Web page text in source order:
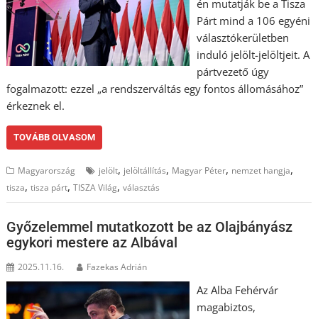
én mutatják be a Tisza
Párt mind a 106 egyéni
választókerületben
induló jelölt-jelöltjeit. A
pártvezető úgy
fogalmazott: ezzel „a rendszerváltás egy fontos állomásához”
érkeznek el.
TOVÁBB OLVASOM
Magyarország jelölt, jelöltállítás, Magyar Péter, nemzet hangja,
tisza,tisza párt,TISZA Világ,választás
Győzelemmel mutatkozott be az Olajbányász
egykori mestere az Albával
2025.11.16. Fazekas Adrián
Az Alba Fehérvár
magabiztos,